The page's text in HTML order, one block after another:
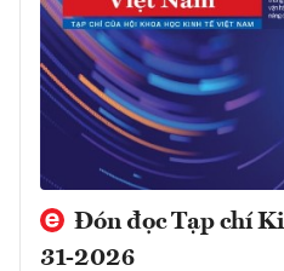
Đón đọc Tạp chí
31-2026